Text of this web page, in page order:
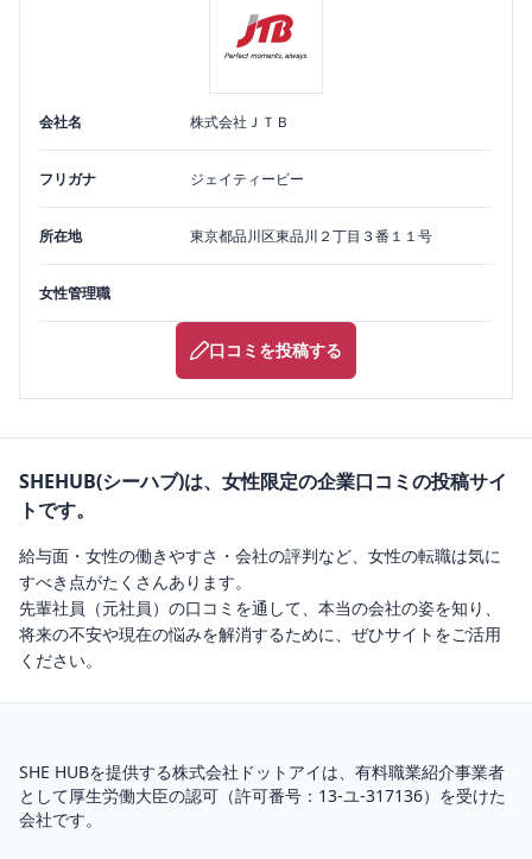
会社名 株式会社ＪＴＢ
フリガナ ジェイティービー
所在地 東京都品川区東品川２丁目３番１１号
女性管理職
口コミを投稿する
SHEHUB(シーハブ)は、女性限定の企業口コミの投稿サイ
トです。
給与面・女性の働きやすさ・会社の評判など、女性の転職は気に
すべき点がたくさんあります。
先輩社員（元社員）の口コミを通して、本当の会社の姿を知り、
将来の不安や現在の悩みを解消するために、ぜひサイトをご活用
ください。
SHE HUBを提供する株式会社ドットアイは、 有料職業紹介事業者
として厚生労働大臣の認可（許可番号：13-ユ-317136）を受けた
会社です。